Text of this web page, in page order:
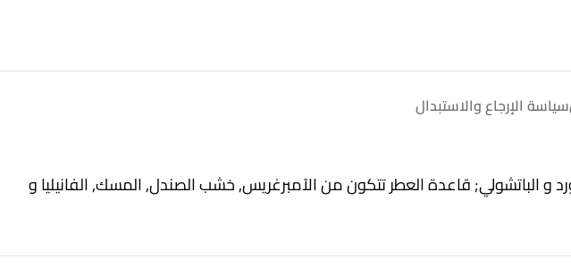
سياسة الإرجاع والاستبدال
الورد و الباتشولي; قاعدة العطر تتكون من الآمبرغريس, خشب الصندل, المسك, الفانيليا و